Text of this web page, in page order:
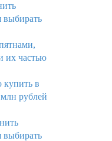
выбирать
их частью
в
млн рублей
выбирать